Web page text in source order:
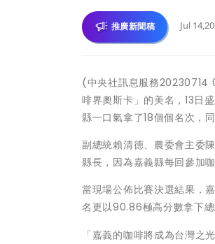
推廣新聞稿 Jul
(中央社訊息服務20230714
啡界奧斯卡」的美名，13日
縣一口氣拿了18個個名次，
副總統賴清德、農委會主委
縣長，因為嘉義縣每回參加
當現場公佈比賽決選結果，
名更以90.86極高分數拿下總
「嘉義的咖啡將成為台灣之